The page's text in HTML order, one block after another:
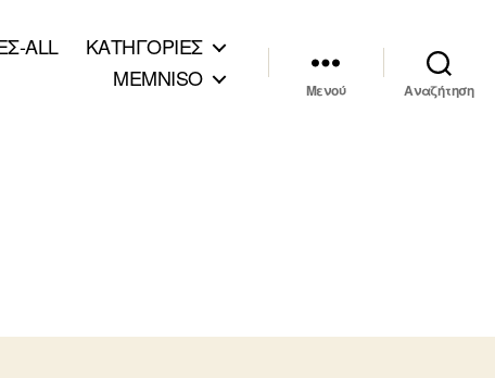
ALL
ΚΑΤΗΓΟΡΙΕΣ
MEMNISO
Μενού Αναζήτηση